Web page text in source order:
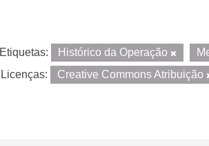
Etiquetas: Histórico da Operação
Licenças: Creative Commons Atribuição